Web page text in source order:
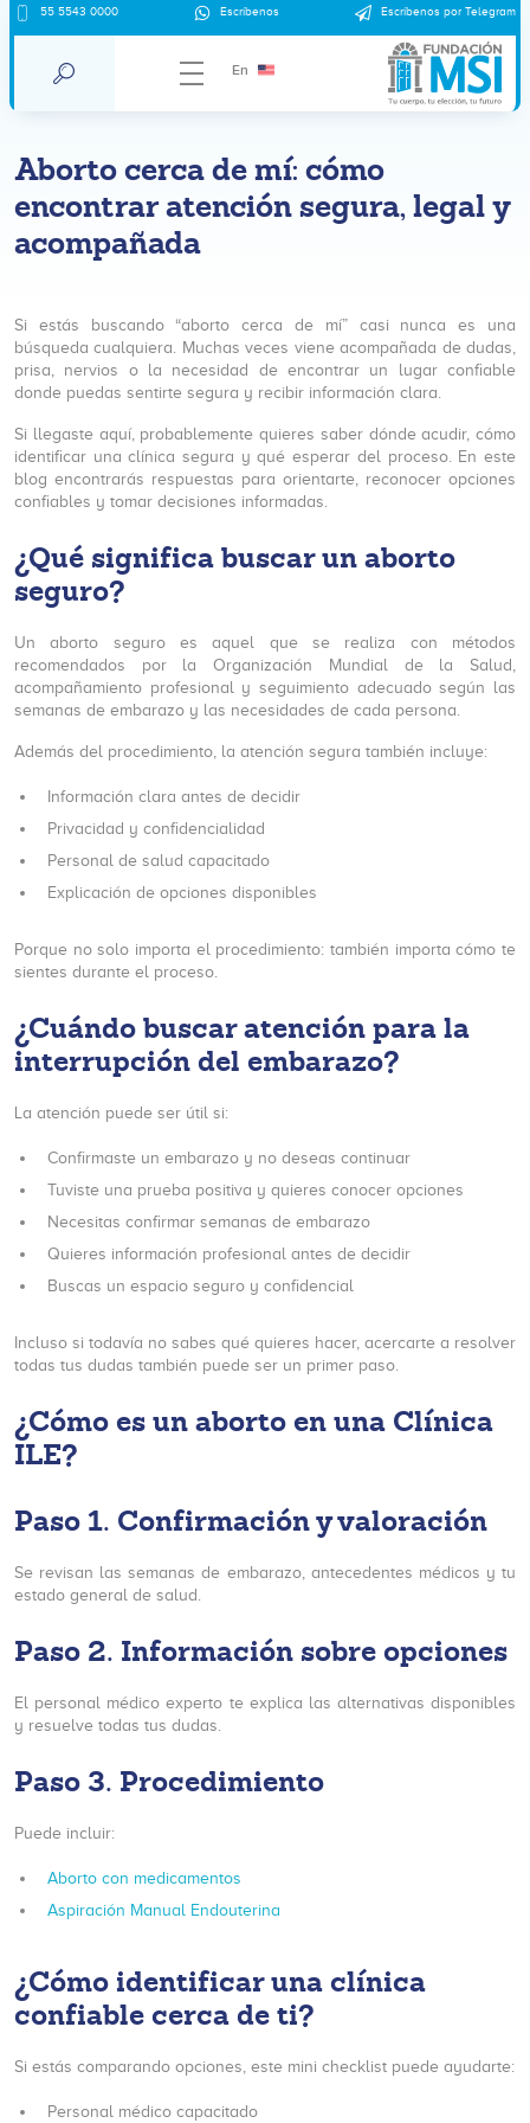
55 5543 0000 Escríbenos Escríbenos por Telegram
En
Aborto cerca de mí: cómo
encontrar atención segura, legal y
acompañada
Si estás buscando “aborto cerca de mí” casi nunca es una
búsqueda cualquiera. Muchas veces viene acompañada de dudas,
prisa, nervios o la necesidad de encontrar un lugar confiable
donde puedas sentirte segura y recibir información clara.
Si llegaste aquí, probablemente quieres saber dónde acudir, cómo
identificar una clínica segura y qué esperar del proceso. En este
blog encontrarás respuestas para orientarte, reconocer opciones
confiables y tomar decisiones informadas.
¿Qué significa buscar un aborto
seguro?
Un aborto seguro es aquel que se realiza con métodos
recomendados por la Organización Mundial de la Salud,
acompañamiento profesional y seguimiento adecuado según las
semanas de embarazo y las necesidades de cada persona.
Además del procedimiento, la atención segura también incluye:
Información clara antes de decidir
Privacidad y confidencialidad
Personal de salud capacitado
Explicación de opciones disponibles
Porque no solo importa el procedimiento: también importa cómo te
sientes durante el proceso.
¿Cuándo buscar atención para la
interrupción del embarazo?
La atención puede ser útil si:
Confirmaste un embarazo y no deseas continuar
Tuviste una prueba positiva y quieres conocer opciones
Necesitas confirmar semanas de embarazo
Quieres información profesional antes de decidir
Buscas un espacio seguro y confidencial
Incluso si todavía no sabes qué quieres hacer, acercarte a resolver
todas tus dudas también puede ser un primer paso.
¿Cómo es un aborto en una Clínica
ILE?
Paso 1. Confirmación y valoración
Se revisan las semanas de embarazo, antecedentes médicos y tu
estado general de salud.
Paso 2. Información sobre opciones
El personal médico experto te explica las alternativas disponibles
y resuelve todas tus dudas.
Paso 3. Procedimiento
Puede incluir:
Aborto con medicamentos
Aspiración Manual Endouterina
¿Cómo identificar una clínica
confiable cerca de ti?
Si estás comparando opciones, este mini checklist puede ayudarte:
Personal médico capacitado